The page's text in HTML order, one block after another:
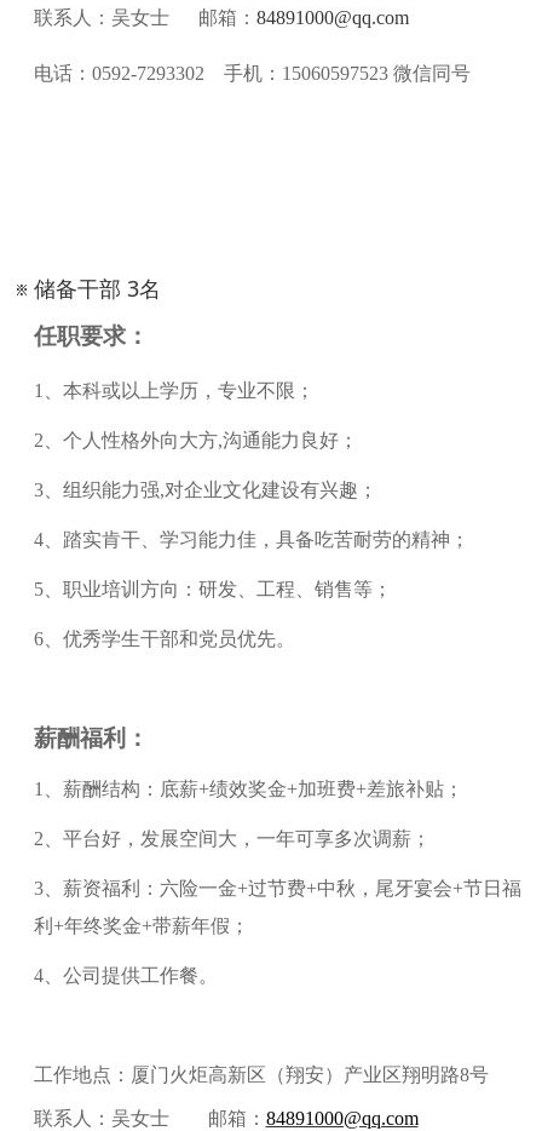
联系人：吴女士 邮箱： 84891000@qq.com
电话：0592-7293302 手机：15060597523 微信同号
储备干部 3名
任职要求：
1、 本科或以上学历，专业不限；
2、 个人性格外向大方,沟通能力良好；
3、组织能力强,对企业文化建设有兴趣；
4、踏实肯干、学习能力佳，具备吃苦耐劳的精神；
5、职业培训方向：研发、工程、销售等；
6、优秀学生干部和党员优先。
薪酬福利：
1 薪酬结构：底薪+绩效奖金+加班费+差旅补贴；
2 平台好，发展空间大，一年可享多次调薪；
3、 薪资福利：六险一金+过节费+中秋，尾牙宴会+节日福
利+年终奖金+带薪年假；
4、 公司提供工作餐。
工作地点：厦门火炬高新区（翔安）产业区翔明路8号
联系人：吴女士邮箱： 84891000@qq.com